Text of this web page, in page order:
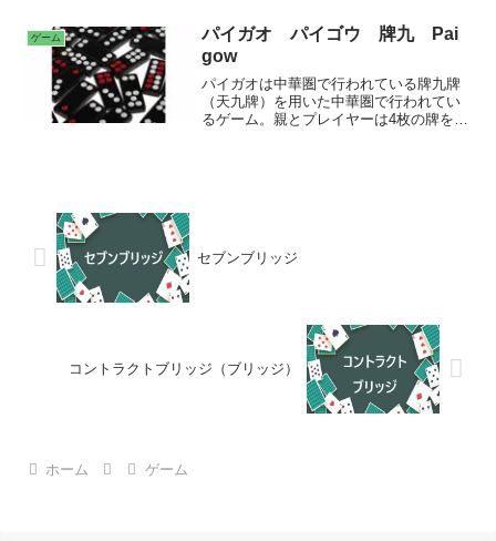
たすき掛け｜長方形 Skyscraper
Finned Skyscraper XY-ウイング
ゲーム
パイガオ パイゴウ 牌九 Pai
gow
パイガオは中華圏で行われている牌九牌
（天九牌）を用いた中華圏で行われてい
るゲーム。親とプレイヤーは4枚の牌を受
ゴン(GONG) 高九(HIGH-NINE)
セブンブリッジ
コントラクトブリッジ（ブリッジ）
ホーム ゲーム